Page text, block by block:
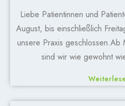
Liebe Patientinnen und
August, bis einschließlich
unsere Praxis
sind wir wie gewohnt